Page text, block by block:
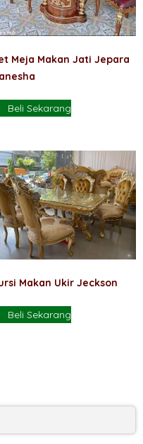
Meja Makan Jati Jepara
Beli Sekarang
Makan Ukir Jeckson
Beli Sekarang